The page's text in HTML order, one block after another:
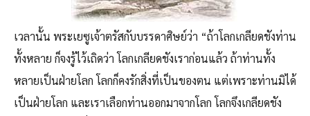
เวลานั้น พระเยซูเจ้าตรัสกับบรรดาศิษย์ว่า “ถ้าโลกเกลียดชังท่าน
ทั้งหลาย ก็จงรู้ไว้เถิดว่า โลกเกลียดชังเราก่อนแล้ว ถ้าท่านทั้ง
หลายเป็นฝ่ายโลก โลกก็คงรักสิ่งที่เป็นของตน แต่เพราะท่านมิได้
เป็นฝ่ายโลก และเราเลือกท่านออกมาจากโลก โลกจึงเกลียดชัง